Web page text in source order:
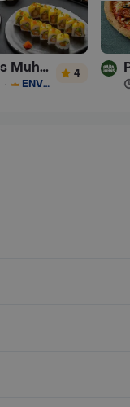
Bridados Muhai
· ENVÍO GRATIS
4